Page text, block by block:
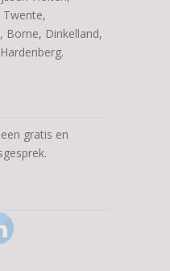
Borne, Dinkelland,
gratis en